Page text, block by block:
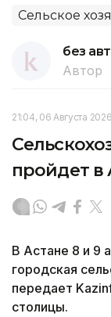
Сельское
без
Автор
21:04, 06 Августа 2026
пройдет в
В Астане 8 и 9
городская
передает
столицы.